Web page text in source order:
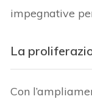
impegnative
La
Con